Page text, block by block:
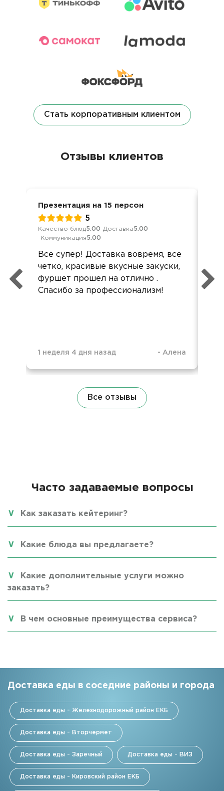
Стать корпоративным клиентом
Отзывы клиентов
Презентация на 15 персон
5
Качество блюд5.00 Доставка5.00
Коммуникация5.00
Все супер! Доставка вовремя, все
четко, красивые вкусные закуски,
фуршет прошел на отлично .
Спасибо за профессионализм!
1 неделя 4 дня назад - Алена
Все отзывы
Часто задаваемые вопросы
Как заказать кейтеринг?
Какие блюда вы предлагаете?
Какие дополнительные услуги можно
заказать?
В чем основные преимущества сервиса?
Доставка еды в соседние районы и города
Доставка еды - Железнодорожный район ЕКБ
Доставка еды - Вторчермет
Доставка еды - Заречный Доставка еды - ВИЗ
Доставка еды - Кировский район ЕКБ